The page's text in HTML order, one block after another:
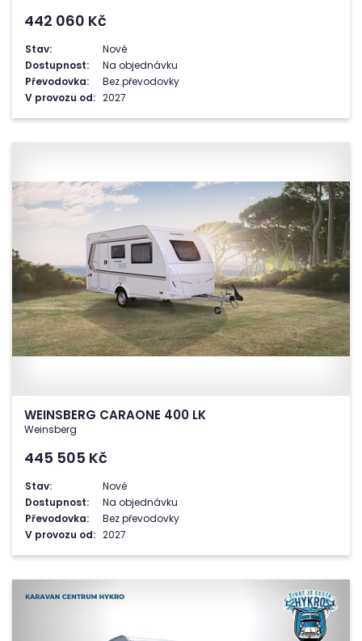
442 060 Kč
Stav:
Nové
Dostupnost:
Na objednávku
Převodovka:
Bez převodovky
V provozu od: 2027
WEINSBERG CARAONE 400 LK
Weinsberg
445 505 Kč
Stav:
Nové
Dostupnost:
Na objednávku
Převodovka:
Bez převodovky
V provozu od: 2027